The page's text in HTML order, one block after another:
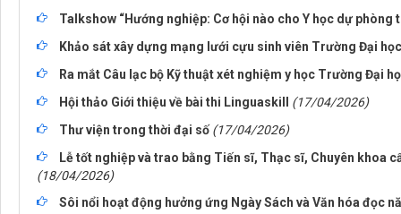
Talkshow “Hướng nghiệp: Cơ hội nào cho Y học dự phòng
Khảo sát xây dựng mạng lưới cựu sinh viên Trường Đại
Ra mắt Câu lạc bộ Kỹ thuật xét nghiệm y học Trường Đại
Hội thảo Giới thiệu về bài thi Linguaskill
(17/04/2026)
Thư viện trong thời đại số (17/04/2026)
Lễ tốt nghiệp và trao bằng Tiến sĩ, Thạc sĩ, Chuyên khoa
(18/04/2026)
Sôi nổi hoạt động hưởng ứng Ngày Sách và Văn hóa đọc